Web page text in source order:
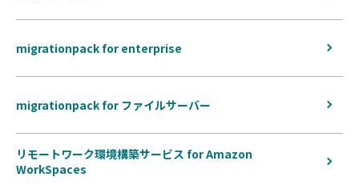
migrationpack for enterprise
migrationpack for ファイルサーバー
リモートワーク環境構築サービス for Amazon
WorkSpaces